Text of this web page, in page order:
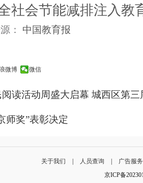
社会节能减排注入教
： 中国教育报
微博 微信
读活动周盛大启幕 城西区第
师奖”表彰决定
关于我们 人员查询
广告服
京ICP备